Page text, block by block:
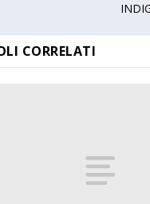
CORRELATI